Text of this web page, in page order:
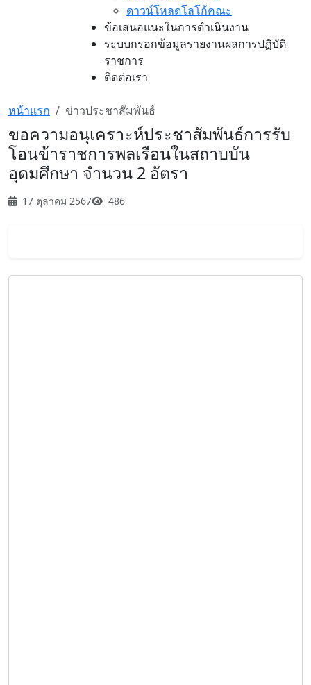
ดาวน์โหลดโลโก้คณะ
ข้อเสนอแนะในการดำเนินงาน
ระบบกรอกข้อมูลรายงานผลการปฏิบัติ
ราชการ
ติดต่อเรา
หน้าแรก ข่าวประชาสัมพันธ์
ขอความอนุเคราะห์ประชาสัมพันธ์การรับ
โอนข้าราชการพลเรือนในสถาบบัน
อุดมศึกษา จำนวน 2 อัตรา
17 ตุลาคม 2567 486